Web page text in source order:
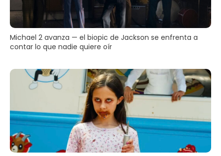
Michael 2 avanza — el biopic de Jackson se enfrenta a
contar lo que nadie quiere oír